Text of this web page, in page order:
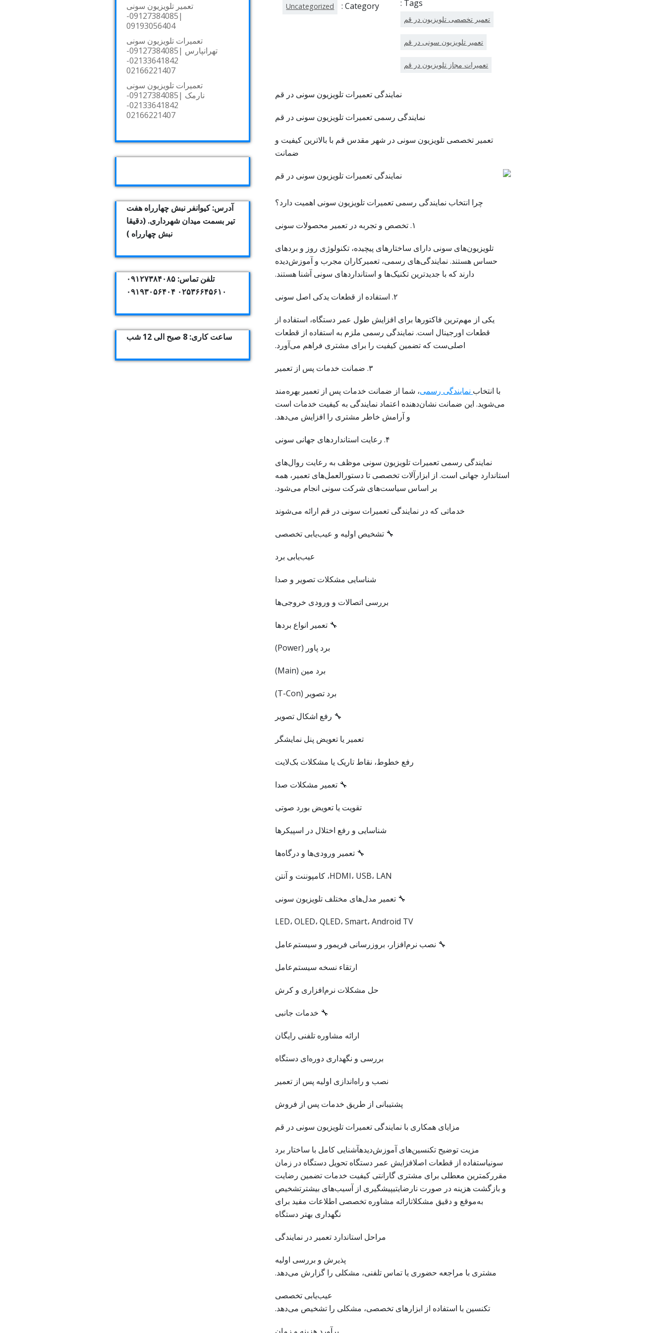
Tags :
تعمیر تخصصی تلویزیون در قم
تعمیر تلویزیون سونی در قم
تعمیرات مجاز تلویزیون در قم
Category :
Uncategorized
نمایندگی تعمیرات تلویزیون سونی در قم
نمایندگی رسمی تعمیرات تلویزیون سونی در قم
تعمیر تخصصی تلویزیون سونی در شهر مقدس قم با بالاترین کیفیت و
ضمانت
چرا انتخاب نمایندگی رسمی تعمیرات تلویزیون سونی اهمیت دارد؟
۱. تخصص و تجربه در تعمیر محصولات سونی
تلویزیون‌های سونی دارای ساختارهای پیچیده، تکنولوژی روز و بردهای
حساس هستند. نمایندگی‌های رسمی، تعمیرکاران مجرب و آموزش‌دیده
دارند که با جدیدترین تکنیک‌ها و استانداردهای سونی آشنا هستند.
۲. استفاده از قطعات یدکی اصل سونی
یکی از مهم‌ترین فاکتورها برای افزایش طول عمر دستگاه، استفاده از
قطعات اورجینال است. نمایندگی رسمی ملزم به استفاده از قطعات
اصلی‌ست که تضمین کیفیت را برای مشتری فراهم می‌آورد.
۳. ضمانت خدمات پس از تعمیر
با انتخاب نمایندگی رسمی، شما از ضمانت خدمات پس از تعمیر بهره‌مند
می‌شوید. این ضمانت نشان‌دهنده اعتماد نمایندگی به کیفیت خدمات است
و آرامش خاطر مشتری را افزایش می‌دهد.
۴. رعایت استانداردهای جهانی سونی
نمایندگی رسمی تعمیرات تلویزیون سونی موظف به رعایت روال‌های
استاندارد جهانی است. از ابزارآلات تخصصی تا دستورالعمل‌های تعمیر، همه
بر اساس سیاست‌های شرکت سونی انجام می‌شود.
خدماتی که در نمایندگی تعمیرات سونی در قم ارائه می‌شوند
🔧 تشخیص اولیه و عیب‌یابی تخصصی
عیب‌یابی برد
شناسایی مشکلات تصویر و صدا
بررسی اتصالات و ورودی خروجی‌ها
🔧 تعمیر انواع بردها
برد پاور (Power)
برد مین (Main)
برد تصویر (T-Con)
🔧 رفع اشکال تصویر
تعمیر یا تعویض پنل نمایشگر
رفع خطوط، نقاط تاریک یا مشکلات بک‌لایت
🔧 تعمیر مشکلات صدا
تقویت یا تعویض بورد صوتی
شناسایی و رفع اختلال در اسپیکرها
🔧 تعمیر ورودی‌ها و درگاه‌ها
HDMI، USB، LAN، کامپوننت و آنتن
🔧 تعمیر مدل‌های مختلف تلویزیون سونی
LED، OLED، QLED، Smart، Android TV
🔧 نصب نرم‌افزار، بروزرسانی فریمور و سیستم‌عامل
ارتقاء نسخه سیستم‌عامل
حل مشکلات نرم‌افزاری و کرش
🔧 خدمات جانبی
ارائه مشاوره تلفنی رایگان
بررسی و نگهداری دوره‌ای دستگاه
نصب و راه‌اندازی اولیه پس از تعمیر
پشتیبانی از طریق خدمات پس از فروش
مزایای همکاری با نمایندگی تعمیرات تلویزیون سونی در قم
مزیت توضیح تکنسین‌های آموزش‌دیدهآشنایی کامل با ساختار برد
سونیاستفاده از قطعات اصلافزایش عمر دستگاه تحویل دستگاه در زمان
مقررکمترین معطلی برای مشتری گارانتی کیفیت خدمات تضمین رضایت
و بازگشت هزینه در صورت نارضایتیپیشگیری از آسیب‌های بیشترتشخیص
به‌موقع و دقیق مشکلاتارائه مشاوره تخصصی اطلاعات مفید برای
نگهداری بهتر دستگاه
مراحل استاندارد تعمیر در نمایندگی
پذیرش و بررسی اولیه
مشتری با مراجعه حضوری یا تماس تلفنی، مشکلی را گزارش می‌دهد.
عیب‌یابی تخصصی
تکنسین با استفاده از ابزارهای تخصصی، مشکلی را تشخیص می‌دهد.
تعمیر تلویزیون سونی
|09127384085-
09193056404
تعمیرات تلویزیون سونی
تهرانپارس |09127384085-
02133641842-
02166221407
تعمیرات تلویزیون سونی
نارمک |09127384085-
02133641842-
02166221407
آدرس: کیوانفر نبش چهارراه هفت
تیر بسمت میدان شهرداری. (دقیقا
نبش چهارراه )
تلفن تماس: ۰۹۱۲۷۳۸۴۰۸۵
۰۲۵۳۶۶۴۵۶۱۰ ۰۹۱۹۳۰۵۶۴۰۴
ساعت کاری: 8 صبح الی 12 شب